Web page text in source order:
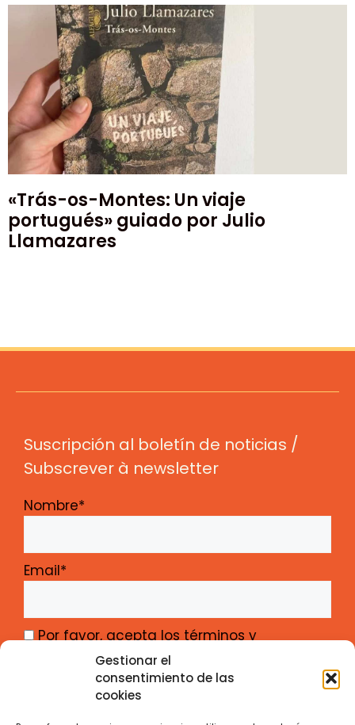
Gestionar el
consentimiento de las
cookies
«Trás-os-Montes: Un viaje
portugués» guiado por Julio
Llamazares
Suscripción al boletín de noticias /
Subscrever à newsletter
Nombre*
Email*
Por favor, acepta los términos y
condiciones